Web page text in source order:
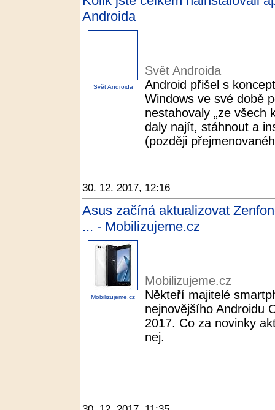
Androida
Svět Androida
Svět Androida
Android přišel s
Windows ve své době
nestahovaly „ze všech
daly najít, stáhnout a
(později
30. 12. 2017, 12:16
Asus začíná aktualizovat
... - Mobilizujeme.cz
Mobilizujeme.cz
Mobilizujeme.cz
Někteří majitelé
nejnovějšího Androidu
2017. Co za novinky
nej.